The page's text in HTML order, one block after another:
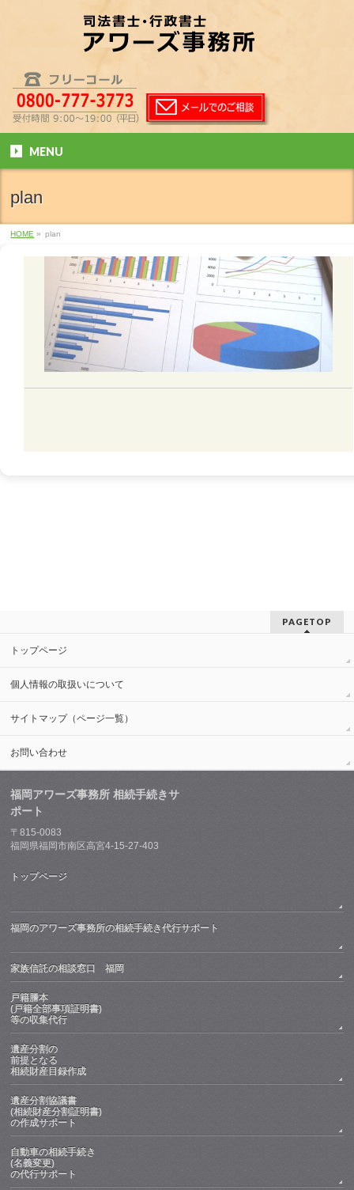
MENU
plan
HOME » plan
PAGETOP
トップページ
個人情報の取扱いについて
サイトマップ（ページ一覧）
お問い合わせ
福岡アワーズ事務所 相続手続きサ
ポート
〒815-0083
福岡県福岡市南区高宮4-15-27-403
トップページ
福岡のアワーズ事務所の相続手続き代行サポート
家族信託の相談窓口 福岡
戸籍謄本
(戸籍全部事項証明書)
等の収集代行
遺産分割の
前提となる
相続財産目録作成
遺産分割協議書
(相続財産分割証明書)
の作成サポート
自動車の相続手続き
(名義変更)
の代行サポート